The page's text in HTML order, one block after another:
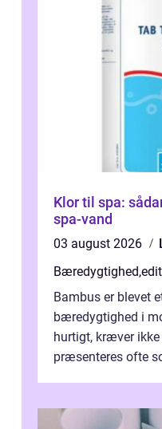
Klor til spa:
spa-vand
03 august 2026
Bæredygtighed,
Bambus er blevet
bæredygtighed i
hurtigt, kræver
præsenteres ofte